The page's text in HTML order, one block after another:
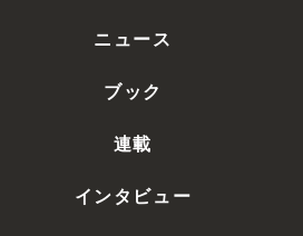
ニュース
ブック
連載
インタビュー